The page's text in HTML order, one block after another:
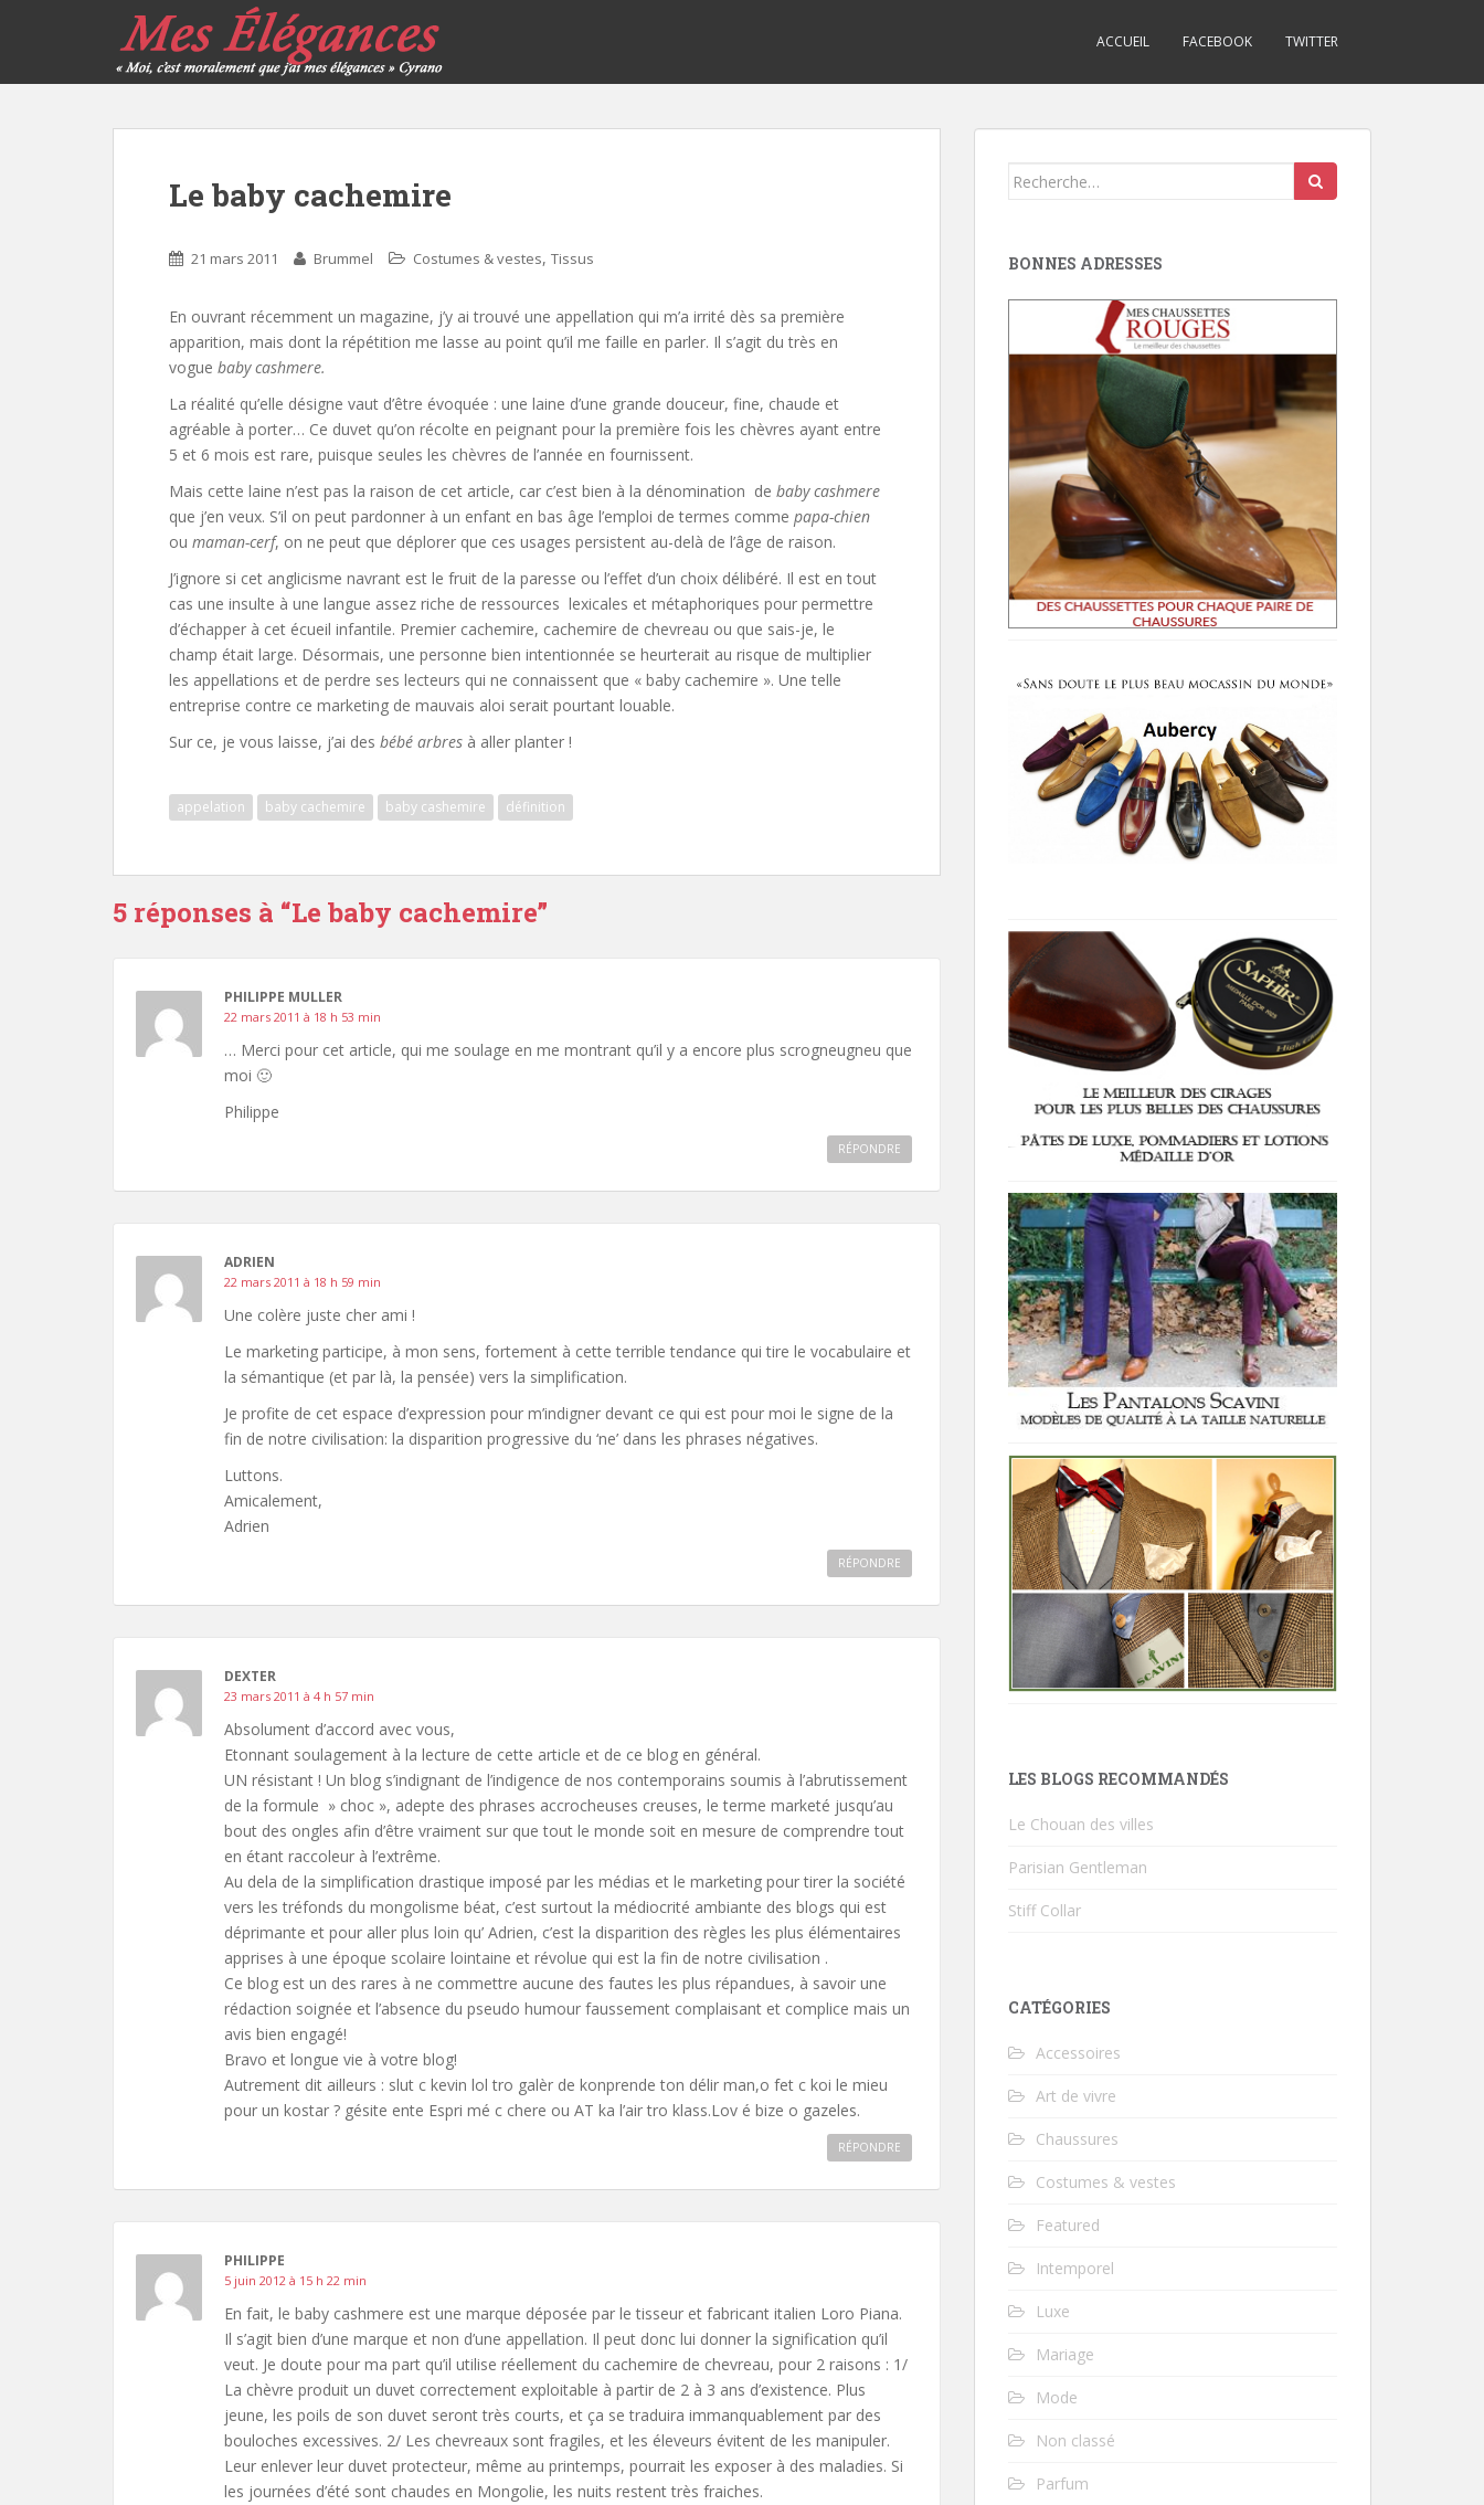
ACCUEIL FACEBOOK TWITTER
Le baby cachemire
21 mars 2011 Brummel Costumes & vestes, Tissus
En ouvrant récemment un magazine, j’y ai trouvé une appellation qui m’a irrité dès sa première
apparition, mais dont la répétition me lasse au point qu’il me faille en parler. Il s’agit du très en
vogue baby cashmere.
La réalité qu’elle désigne vaut d’être évoquée : une laine d’une grande douceur, fine, chaude et
agréable à porter… Ce duvet qu’on récolte en peignant pour la première fois les chèvres ayant entre
5 et 6 mois est rare, puisque seules les chèvres de l’année en fournissent.
Mais cette laine n’est pas la raison de cet article, car c’est bien à la dénomination de baby cashmere
que j’en veux. S’il on peut pardonner à un enfant en bas âge l’emploi de termes comme papa-chien
ou maman-cerf, on ne peut que déplorer que ces usages persistent au-delà de l’âge de raison.
J’ignore si cet anglicisme navrant est le fruit de la paresse ou l’effet d’un choix délibéré. Il est en tout
cas une insulte à une langue assez riche de ressources lexicales et métaphoriques pour permettre
d’échapper à cet écueil infantile. Premier cachemire, cachemire de chevreau ou que sais-je, le
champ était large. Désormais, une personne bien intentionnée se heurterait au risque de multiplier
les appellations et de perdre ses lecteurs qui ne connaissent que « baby cachemire ». Une telle
entreprise contre ce marketing de mauvais aloi serait pourtant louable.
Sur ce, je vous laisse, j’ai des bébé arbres à aller planter !
appelation baby cachemire baby cashemire définition
5 réponses à “Le baby cachemire”
PHILIPPE MULLER
22 mars 2011 à 18 h 53 min
… Merci pour cet article, qui me soulage en me montrant qu’il y a encore plus scrogneugneu que
moi 🙂
Philippe
RÉPONDRE
ADRIEN
22 mars 2011 à 18 h 59 min
Une colère juste cher ami !
Le marketing participe, à mon sens, fortement à cette terrible tendance qui tire le vocabulaire et
la sémantique (et par là, la pensée) vers la simplification.
Je profite de cet espace d’expression pour m’indigner devant ce qui est pour moi le signe de la
fin de notre civilisation: la disparition progressive du ‘ne’ dans les phrases négatives.
Luttons.
Amicalement,
Adrien
RÉPONDRE
DEXTER
23 mars 2011 à 4 h 57 min
Absolument d’accord avec vous,
Etonnant soulagement à la lecture de cette article et de ce blog en général.
UN résistant ! Un blog s’indignant de l’indigence de nos contemporains soumis à l’abrutissement
de la formule » choc », adepte des phrases accrocheuses creuses, le terme marketé jusqu’au
bout des ongles afin d’être vraiment sur que tout le monde soit en mesure de comprendre tout
en étant raccoleur à l’extrême.
Au dela de la simplification drastique imposé par les médias et le marketing pour tirer la société
vers les tréfonds du mongolisme béat, c’est surtout la médiocrité ambiante des blogs qui est
déprimante et pour aller plus loin qu’ Adrien, c’est la disparition des règles les plus élémentaires
apprises à une époque scolaire lointaine et révolue qui est la fin de notre civilisation .
Ce blog est un des rares à ne commettre aucune des fautes les plus répandues, à savoir une
rédaction soignée et l’absence du pseudo humour faussement complaisant et complice mais un
avis bien engagé!
Bravo et longue vie à votre blog!
Autrement dit ailleurs : slut c kevin lol tro galèr de konprende ton délir man,o fet c koi le mieu
pour un kostar ? gésite ente Espri mé c chere ou AT ka l’air tro klass.Lov é bize o gazeles.
RÉPONDRE
PHILIPPE
5 juin 2012 à 15 h 22 min
En fait, le baby cashmere est une marque déposée par le tisseur et fabricant italien Loro Piana.
Il s’agit bien d’une marque et non d’une appellation. Il peut donc lui donner la signification qu’il
veut. Je doute pour ma part qu’il utilise réellement du cachemire de chevreau, pour 2 raisons : 1/
La chèvre produit un duvet correctement exploitable à partir de 2 à 3 ans d’existence. Plus
jeune, les poils de son duvet seront très courts, et ça se traduira immanquablement par des
bouloches excessives. 2/ Les chevreaux sont fragiles, et les éleveurs évitent de les manipuler.
Leur enlever leur duvet protecteur, même au printemps, pourrait les exposer à des maladies. Si
les journées d’été sont chaudes en Mongolie, les nuits restent très fraiches.
Search
BONNES ADRESSES
LES BLOGS RECOMMANDÉS
Le Chouan des villes
Parisian Gentleman
Stiff Collar
CATÉGORIES
Accessoires
Art de vivre
Chaussures
Costumes & vestes
Featured
Intemporel
Luxe
Mariage
Mode
Non classé
Parfum